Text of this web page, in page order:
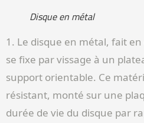
Disque en métal
1. Le disque en métal, fait
se fixe par vissage à un
support orientable. Ce
résistant, monté sur une
durée de vie du disque par